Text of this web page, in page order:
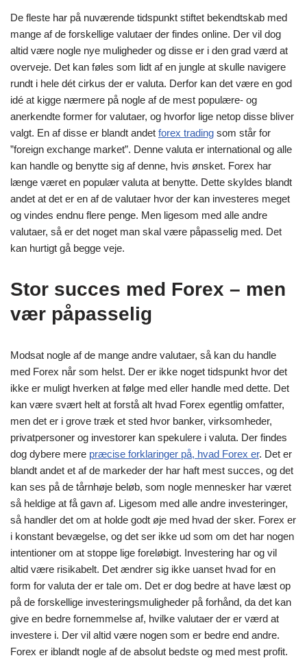
De fleste har på nuværende tidspunkt stiftet bekendtskab med
mange af de forskellige valutaer der findes online. Der vil dog
altid være nogle nye muligheder og disse er i den grad værd at
overveje. Det kan føles som lidt af en jungle at skulle navigere
rundt i hele dét cirkus der er valuta. Derfor kan det være en god
idé at kigge nærmere på nogle af de mest populære- og
anerkendte former for valutaer, og hvorfor lige netop disse bliver
valgt. En af disse er blandt andet forex trading som står for
”foreign exchange market”. Denne valuta er international og alle
kan handle og benytte sig af denne, hvis ønsket. Forex har
længe været en populær valuta at benytte. Dette skyldes blandt
andet at det er en af de valutaer hvor der kan investeres meget
og vindes endnu flere penge. Men ligesom med alle andre
valutaer, så er det noget man skal være påpasselig med. Det
kan hurtigt gå begge veje.
Stor succes med Forex – men
vær påpasselig
Modsat nogle af de mange andre valutaer, så kan du handle
med Forex når som helst. Der er ikke noget tidspunkt hvor det
ikke er muligt hverken at følge med eller handle med dette. Det
kan være svært helt at forstå alt hvad Forex egentlig omfatter,
men det er i grove træk et sted hvor banker, virksomheder,
privatpersoner og investorer kan spekulere i valuta. Der findes
dog dybere mere præcise forklaringer på, hvad Forex er. Det er
blandt andet et af de markeder der har haft mest succes, og det
kan ses på de tårnhøje beløb, som nogle mennesker har været
så heldige at få gavn af. Ligesom med alle andre investeringer,
så handler det om at holde godt øje med hvad der sker. Forex er
i konstant bevægelse, og det ser ikke ud som om det har nogen
intentioner om at stoppe lige foreløbigt. Investering har og vil
altid være risikabelt. Det ændrer sig ikke uanset hvad for en
form for valuta der er tale om. Det er dog bedre at have læst op
på de forskellige investeringsmuligheder på forhånd, da det kan
give en bedre fornemmelse af, hvilke valutaer der er værd at
investere i. Der vil altid være nogen som er bedre end andre.
Forex er iblandt nogle af de absolut bedste og med mest profit.